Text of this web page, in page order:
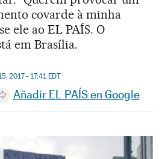
covarde à minha
ele ao EL PAÍS. O
em Brasília.
2017 - 17:41 EDT
Whatsapp
en Facebook
en Twitter
Desplegar Redes Sociales
Añadir EL PAÍS en Google